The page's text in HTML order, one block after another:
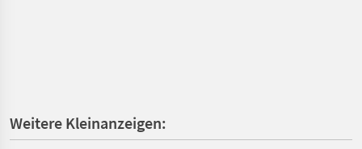
Weitere Kleinanzeigen: